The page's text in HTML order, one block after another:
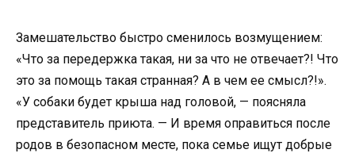
Замешательство быстро сменилось возмущением:
«Что за передержка такая, ни за что не отвечает?! Что
это за помощь такая странная? А в чем ее смысл?!».
«У собаки будет крыша над головой, — поясняла
представитель приюта. — И время оправиться после
родов в безопасном месте, пока семье ищут добрые